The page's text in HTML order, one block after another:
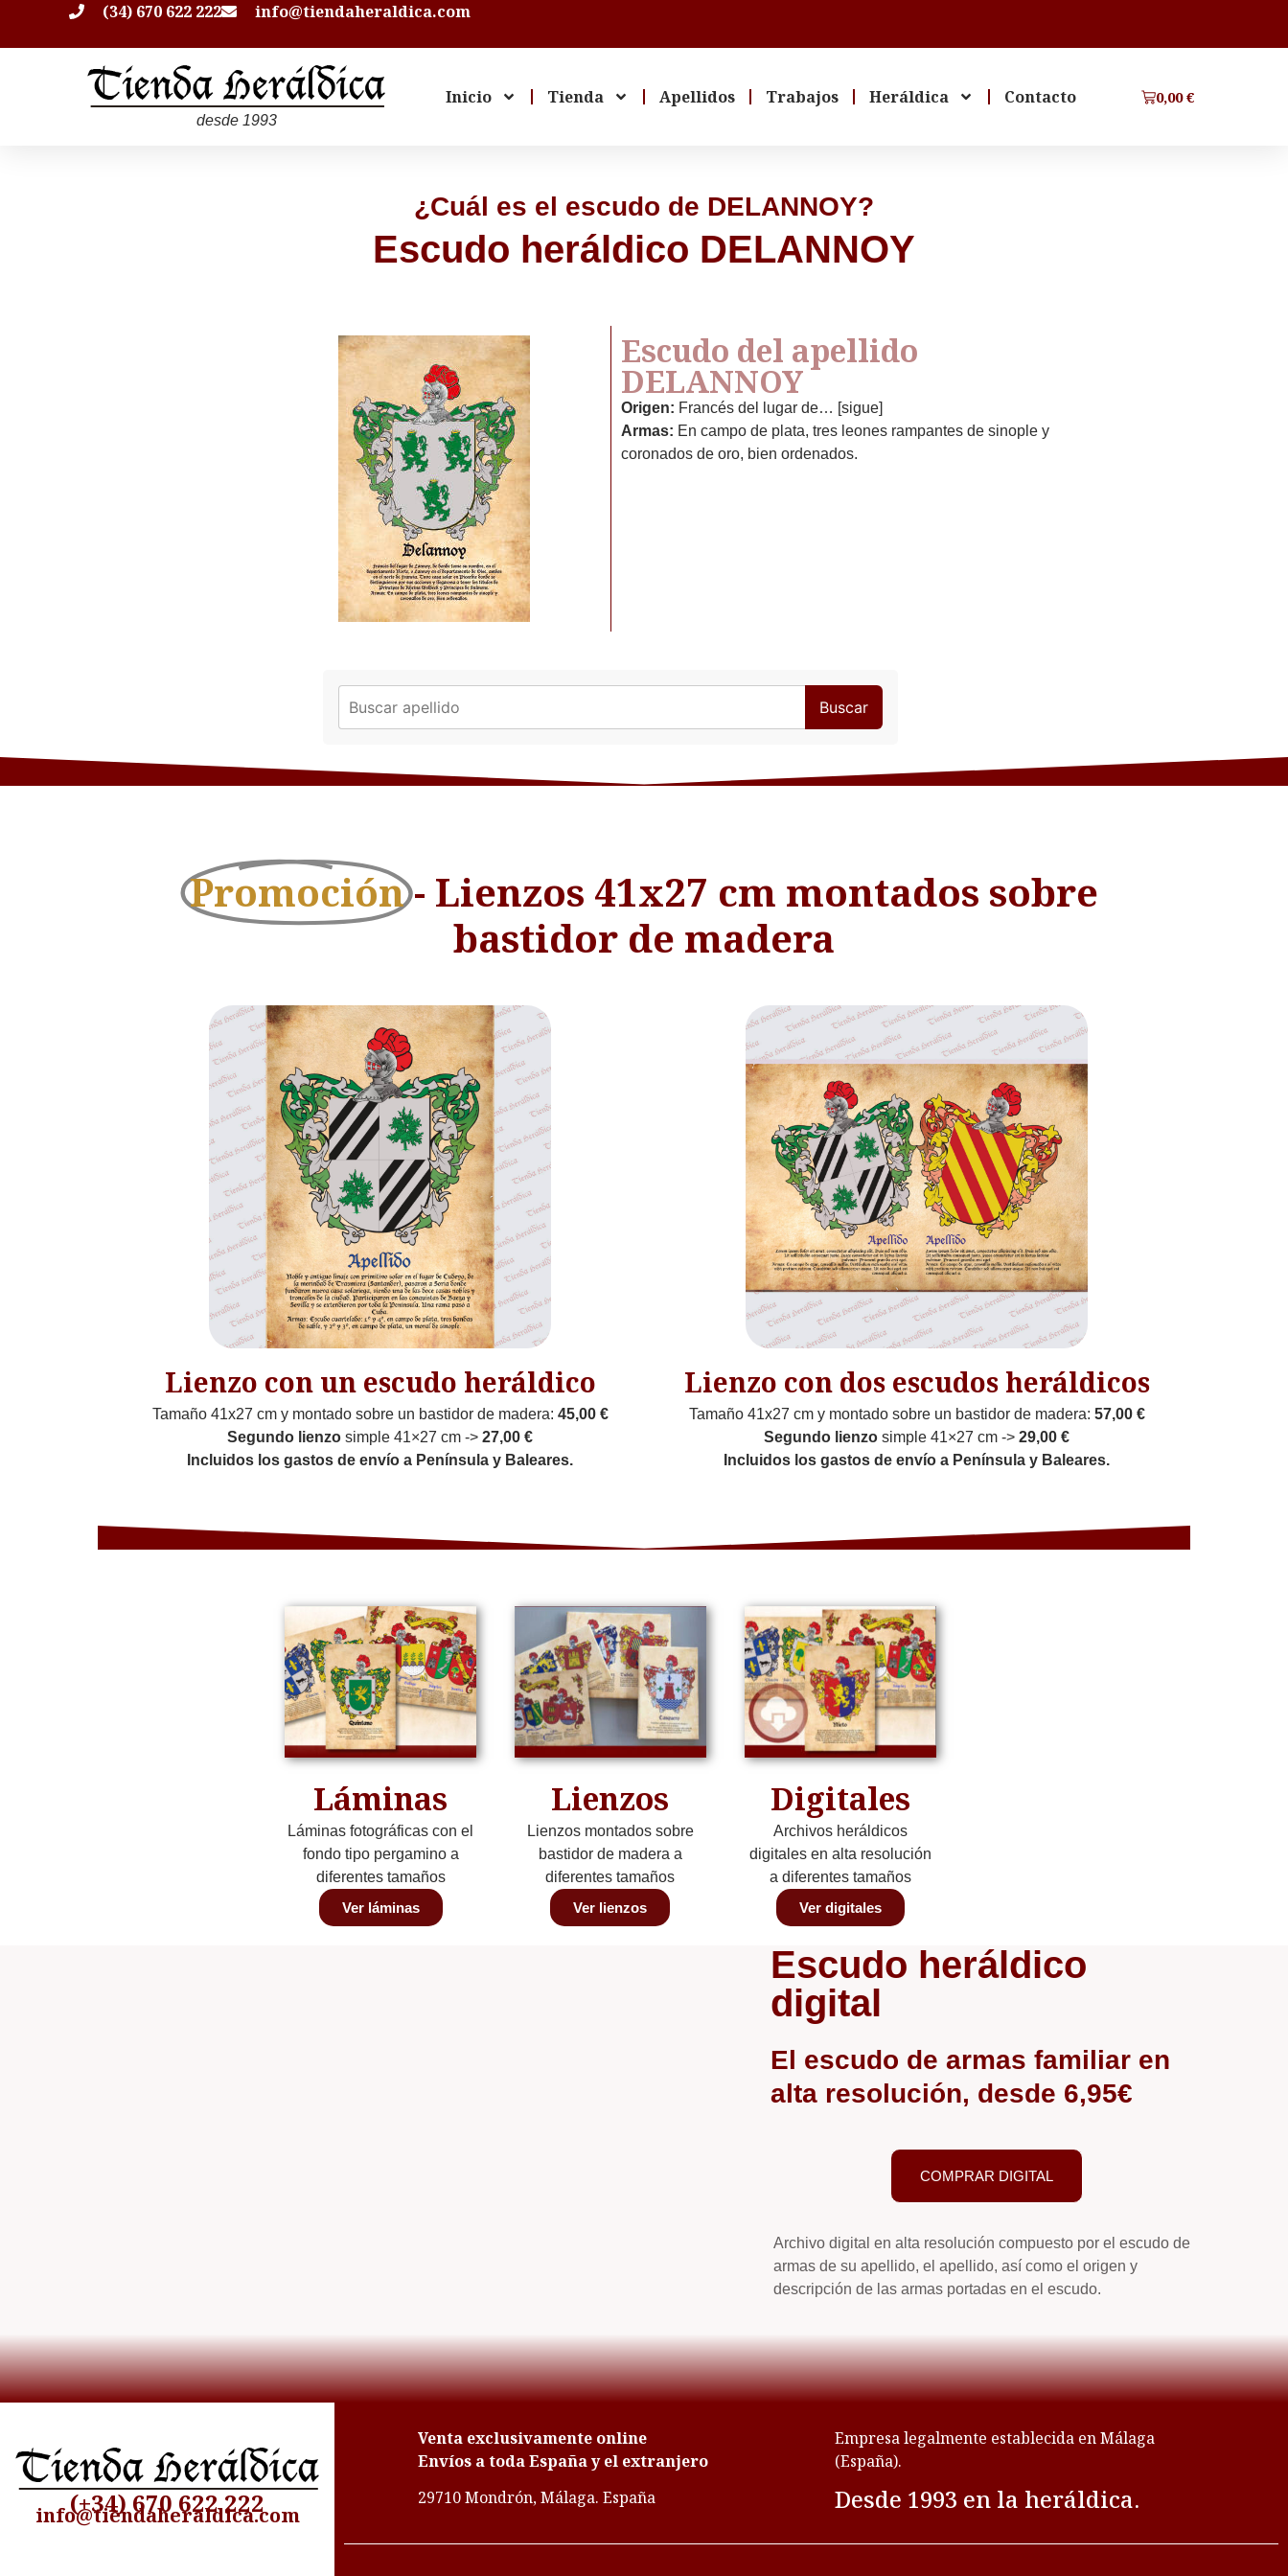
(34) 670 622 222 info@tiendaheraldica.com
desde 1993
Inicio Tienda Apellidos Trabajos Heráldica Contacto 0,00€
¿Cuál es el escudo de DELANNOY?
Escudo heráldico DELANNOY
Escudo del apellido
DELANNOY
Origen: Francés del lugar de… [sigue]
Armas: En campo de plata, tres leones rampantes de sinople y
coronados de oro, bien ordenados.
Buscar
Promoción - Lienzos 41x27 cm montados sobre
bastidor de madera
Lienzo con un escudo heráldico
Tamaño 41x27 cm y montado sobre un bastidor de madera: 45,00 €
Segundo lienzo simple 41×27 cm -> 27,00 €
Incluidos los gastos de envío a Península y Baleares.
Lienzo con dos escudos heráldicos
Tamaño 41x27 cm y montado sobre un bastidor de madera: 57,00 €
Segundo lienzo simple 41×27 cm -> 29,00 €
Incluidos los gastos de envío a Península y Baleares.
Láminas
Láminas fotográficas con el
fondo tipo pergamino a
diferentes tamaños
Ver láminas
Lienzos
Lienzos montados sobre
bastidor de madera a
diferentes tamaños
Ver lienzos
Digitales
Archivos heráldicos
digitales en alta resolución
a diferentes tamaños
Ver digitales
Escudo heráldico
digital
El escudo de armas familiar en
alta resolución, desde 6,95€
COMPRAR DIGITAL
Archivo digital en alta resolución compuesto por el escudo de
armas de su apellido, el apellido, así como el origen y
descripción de las armas portadas en el escudo.
(+34) 670 622 222
info@tiendaheraldica.com
Venta exclusivamente online
Envíos a toda España y el extranjero
29710 Mondrón, Málaga. España
Empresa legalmente establecida en Málaga
(España).
Desde 1993 en la heráldica.